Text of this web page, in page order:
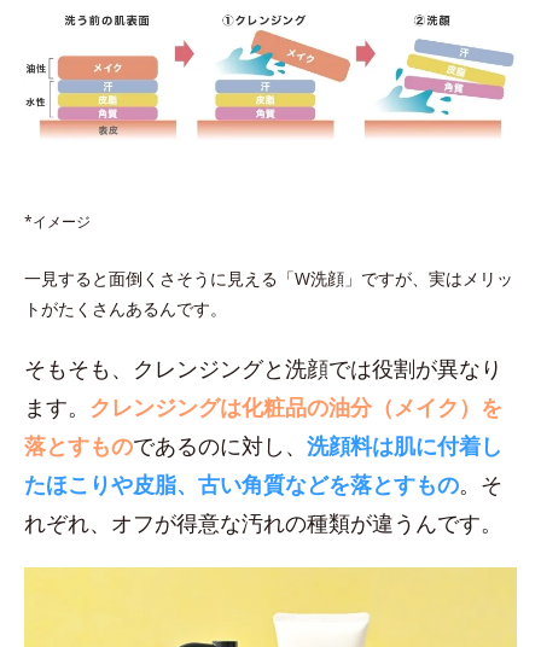
*イメージ
一見すると面倒くさそうに見える「W洗顔」ですが、実はメリッ
トがたくさんあるんです。
そもそも、クレンジングと洗顔では役割が異なり
ます。 クレンジングは化粧品の油分（メイク）を
落とすものであるのに対し、 洗顔料は肌に付着し
たほこりや皮脂、古い角質などを落とすもの。そ
れぞれ、オフが得意な汚れの種類が違うんです。